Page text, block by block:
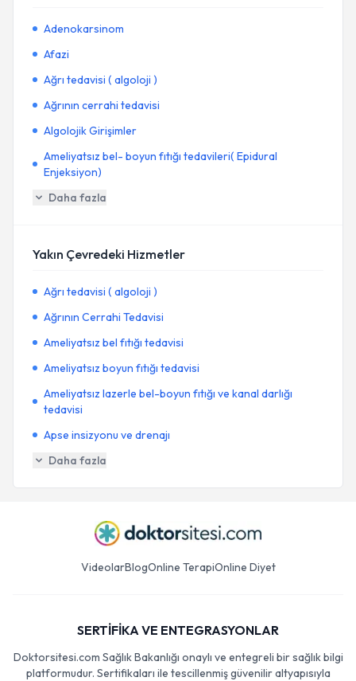
Adenokarsinom
Afazi
Ağrı tedavisi ( algoloji )
Ağrının cerrahi tedavisi
Algolojik Girişimler
Ameliyatsız bel- boyun fıtığı tedavileri( Epidural
Enjeksiyon)
Daha fazla
Yakın Çevredeki Hizmetler
Ağrı tedavisi ( algoloji )
Ağrının Cerrahi Tedavisi
Ameliyatsız bel fıtığı tedavisi
Ameliyatsız boyun fıtığı tedavisi
Ameliyatsız lazerle bel-boyun fıtığı ve kanal darlığı
tedavisi
Apse insizyonu ve drenajı
Daha fazla
VideolarBlogOnline TerapiOnline Diyet
SERTİFİKA VE ENTEGRASYONLAR
Doktorsitesi.com Sağlık Bakanlığı onaylı ve entegreli bir sağlık bilgi
platformudur. Sertifikaları ile tescillenmiş güvenilir altyapısıyla